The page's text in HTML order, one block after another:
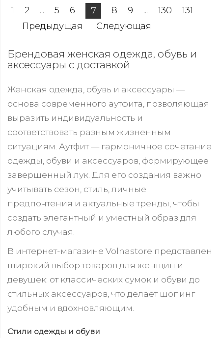
1 2 ... 5 6 7 8 9 ... 130
131
Предыдущая
Следующая
Брендовая женская одежда, обувь и
аксессуары с доставкой
Женская одежда, обувь и аксессуары —
основа современного аутфита, позволяющая
выразить индивидуальность и
соответствовать разным жизненным
ситуациям. Аутфит — гармоничное сочетание
одежды, обуви и аксессуаров, формирующее
завершенный лук. Для его создания важно
учитывать сезон, стиль, личные
предпочтения и актуальные тренды, чтобы
создать элегантный и уместный образ для
любого случая.
В интернет-магазине Volnastore представлен
широкий выбор товаров для женщин и
девушек: от классических сумок и обуви до
стильных аксессуаров, что делает шопинг
удобным и вдохновляющим.
Стили одежды и обуви